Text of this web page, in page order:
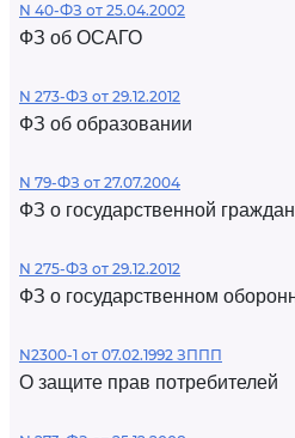
N 40-ФЗ от 25.04.2002
ФЗ об ОСАГО
N 273-ФЗ от 29.12.2012
ФЗ об образовании
N 79-ФЗ от 27.07.2004
ФЗ о государственной
N 275-ФЗ от 29.12.2012
ФЗ о государственном
N2300-1 от 07.02.1992 ЗППП
О защите прав потребителей